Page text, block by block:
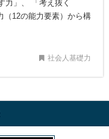
社会人基礎力